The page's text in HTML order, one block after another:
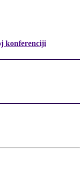
konferenciji